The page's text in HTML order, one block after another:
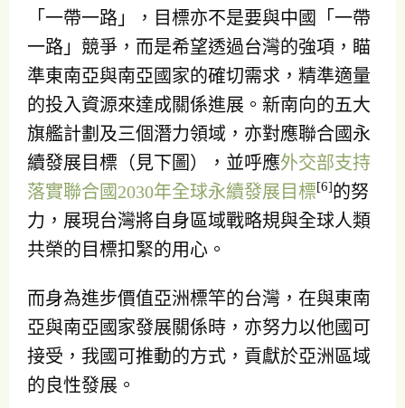
「一帶一路」，目標亦不是要與中國「一帶
一路」競爭，而是希望透過台灣的強項，瞄
準東南亞與南亞國家的確切需求，精準適量
的投入資源來達成關係進展。新南向的五大
旗艦計劃及三個潛力領域，亦對應聯合國永
續發展目標（見下圖），並呼應外交部支持
落實聯合國2030年全球永續發展目標[6]的努
力，展現台灣將自身區域戰略規與全球人類
共榮的目標扣緊的用心。
而身為進步價值亞洲標竿的台灣，在與東南
亞與南亞國家發展關係時，亦努力以他國可
接受，我國可推動的方式，貢獻於亞洲區域
的良性發展。